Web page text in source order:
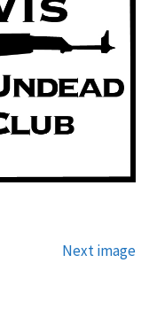
Next image